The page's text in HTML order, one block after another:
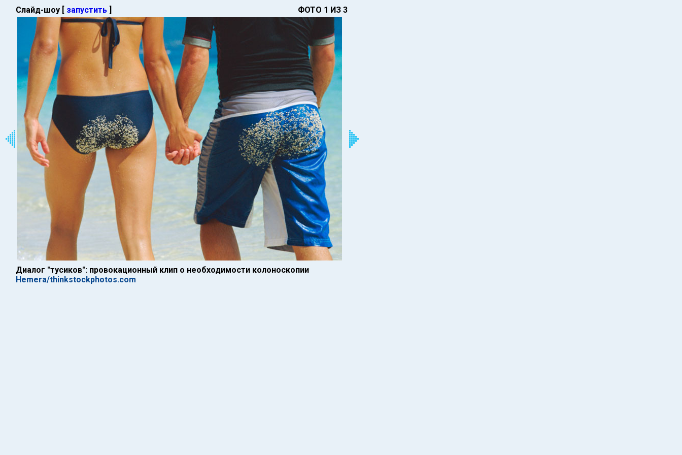
Слайд-шоу [ запустить ] ФОТО 1 ИЗ 3
Диалог "тусиков": провокационный клип о необходимости колоноскопии
Hemera/thinkstockphotos.com